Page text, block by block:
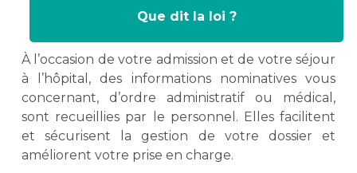
Que dit la loi ?
À l’occasion de votre admission et de votre séjour
à l’hôpital, des informations nominatives vous
concernant, d’ordre administratif ou médical,
sont recueillies par le personnel. Elles facilitent
et sécurisent la gestion de votre dossier et
améliorent votre prise en charge.